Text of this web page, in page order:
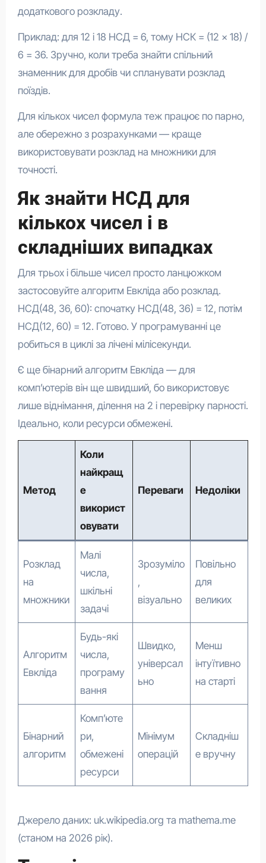
додаткового розкладу.
Приклад: для 12 і 18 НСД = 6, тому НСК = (12 × 18) /
6 = 36. Зручно, коли треба знайти спільний
знаменник для дробів чи спланувати розклад
поїздів.
Для кількох чисел формула теж працює по парно,
але обережно з розрахунками — краще
використовувати розклад на множники для
точності.
Як знайти НСД для
кількох чисел і в
складніших випадках
Для трьох і більше чисел просто ланцюжком
застосовуйте алгоритм Евкліда або розклад.
НСД(48, 36, 60): спочатку НСД(48, 36) = 12, потім
НСД(12, 60) = 12. Готово. У програмуванні це
робиться в циклі за лічені мілісекунди.
Є ще бінарний алгоритм Евкліда — для
комп’ютерів він ще швидший, бо використовує
лише віднімання, ділення на 2 і перевірку парності.
Ідеально, коли ресурси обмежені.
Метод
Коли
найкращ
е
використ
овувати
Переваги Недоліки
Розклад
на
множники
Малі
числа,
шкільні
задачі
Зрозуміло
,
візуально
Повільно
для
великих
Алгоритм
Евкліда
Будь-які
числа,
програму
вання
Швидко,
універсал
ьно
Менш
інтуїтивно
на старті
Бінарний
алгоритм
Комп’юте
ри,
обмежені
ресурси
Мінімум
операцій
Складніш
е вручну
Джерело даних: uk.wikipedia.org та mathema.me
(станом на 2026 рік).